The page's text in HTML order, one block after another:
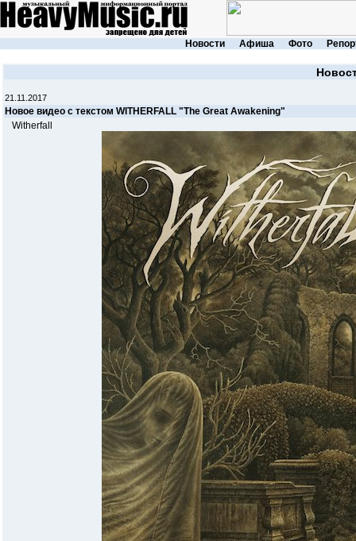
Новости Афиша Фото
21.11.2017
Новое видео с текстом WITHERFALL "The Great Awakening"
Witherfall